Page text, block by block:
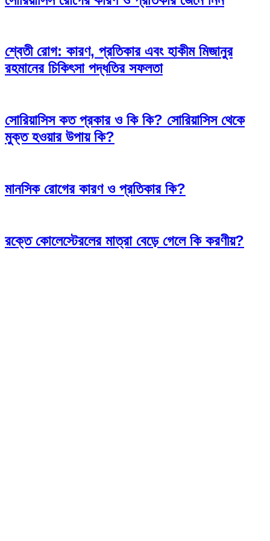
শ্বেতী রোগ: কারণ, প্রতিকার এবং হাকীম মিজানুর
রহমানের চিকিৎসা পদ্ধতির সফলতা
সোরিয়াসিস কত প্রকার ও কি কি? সোরিয়াসিস থেকে
মুক্ত হওয়ার উপায় কি?
মানসিক রোগের কারণ ও প্রতিকার কি?
রক্তে কোলেস্টেরলের মাত্রা বেড়ে গেলে কি করণীয়?